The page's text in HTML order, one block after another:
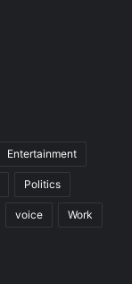
Entertainment
Politics
voice Work